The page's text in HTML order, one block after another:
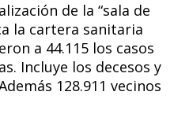
de la “sala de
la cartera sanitaria
a 44.115 los casos
Incluye los decesos y
128.911 vecinos